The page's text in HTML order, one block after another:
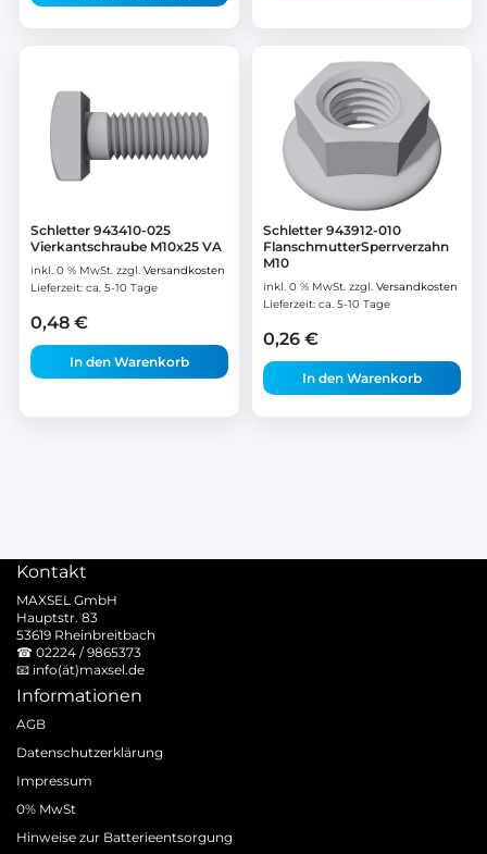
Schletter 943410-025
Vierkantschraube M10x25 VA
inkl. 0 % MwSt. zzgl. Versandkosten
Lieferzeit: ca. 5-10 Tage
0,48 €
In den Warenkorb
Schletter 943912-010
FlanschmutterSperrverzahn
M10
inkl. 0 % MwSt. zzgl. Versandkosten
Lieferzeit: ca. 5-10 Tage
0,26 €
In den Warenkorb
Kontakt
MAXSEL GmbH
Hauptstr. 83
53619 Rheinbreitbach
☎ 02224 / 9865373
📧 info(ät)maxsel.de
Informationen
AGB
Datenschutzerklärung
Impressum
0% MwSt
Hinweise zur Batterieentsorgung